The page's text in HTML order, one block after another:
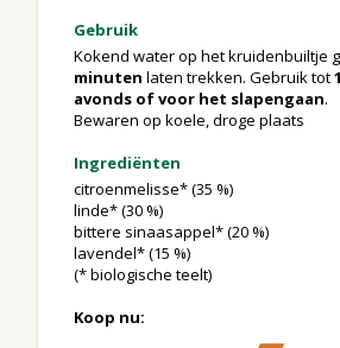
Gebruik
Kokend water op het kruidenbuiltje
minuten laten trekken. Gebruik tot
avonds of voor het slapengaan.
Bewaren op koele, droge plaats
Ingrediënten
citroenmelisse* (35 %)
linde* (30 %)
bittere sinaasappel* (20 %)
lavendel* (15 %)
(* biologische teelt)
Koop nu: